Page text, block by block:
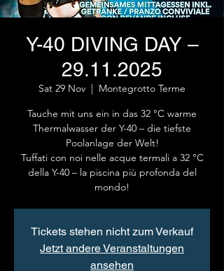
Y-40 DIVING DAY –
29.11.2025
Sat 29 Nov
  |
Montegrotto Terme
Tauche mit uns ein in das 32 °C warme
Thermalwasser der Y-40 – die tiefste
Poolanlage der Welt!
Tuffati con noi nelle acque termali a 32 °C
della Y-40 – la piscina più profonda del
mondo!
Tickets stehen nicht zum Verkauf
Jetzt andere Veranstaltungen
ansehen